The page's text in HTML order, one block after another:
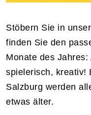
Stöbern Sie in
finden Sie den
Monate des
spielerisch, kreativ!
Salzburg werden
etwas älter.